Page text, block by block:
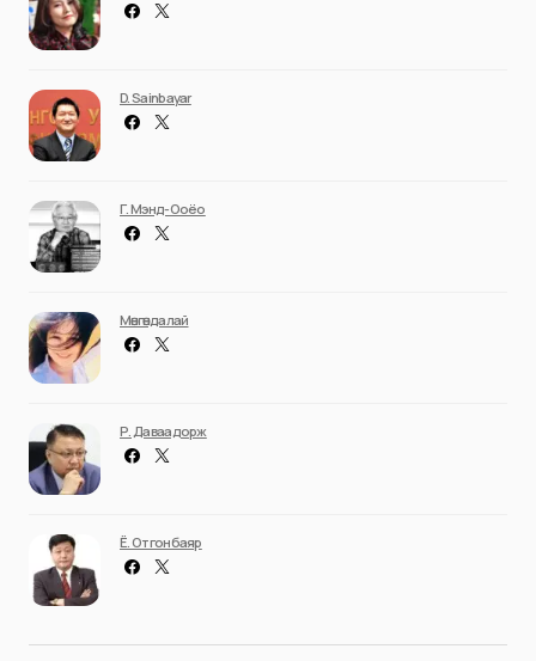
D. Sainbayar
Г. Мэнд-Ооёо
Мөнгөндалай
Р. Даваадорж
Ё. Отгонбаяр